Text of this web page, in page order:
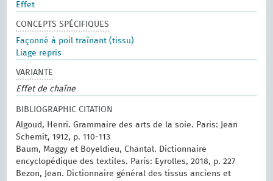
Effet
CONCEPTS SPÉCIFIQUES
Façonné à poil traînant (tissu)
Liage repris
VARIANTE
Effet de chaîne
BIBLIOGRAPHIC CITATION
Algoud, Henri. Grammaire des arts de la soie. Paris: Jean
Schemit, 1912, p. 110-113
Baum, Maggy et Boyeldieu, Chantal. Dictionnaire
encyclopédique des textiles. Paris: Eyrolles, 2018, p. 227
Bezon, Jean. Dictionnaire général des tissus anciens et